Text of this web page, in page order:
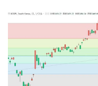
『Money1』
韓国「こ
ーにウソのデータを入力
『Money1』
韓国･李在
言。
『Money1』